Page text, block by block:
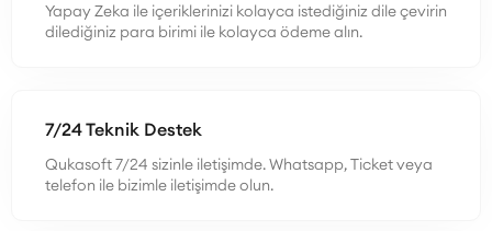
Yapay Zeka ile içeriklerinizi kolayca istediğiniz dile çevirin
dilediğiniz para birimi ile kolayca ödeme alın.
7/24 Teknik Destek
Qukasoft 7/24 sizinle iletişimde. Whatsapp, Ticket veya
telefon ile bizimle iletişimde olun.